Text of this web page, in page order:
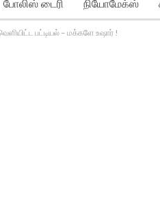
போலிஸ் டைரி நியோமேக்ஸ்
பட்டியல் – மக்களே உஷார் !